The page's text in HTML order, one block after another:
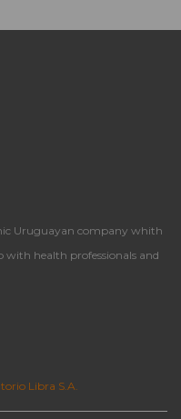
Uruguayan company whith
with health professionals and
Libra S.A.